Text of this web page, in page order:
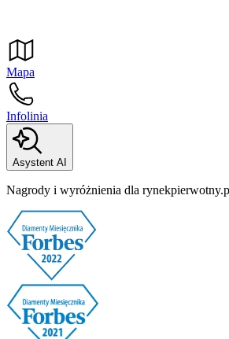
Mapa
Infolinia
Asystent AI
Nagrody i wyróżnienia dla